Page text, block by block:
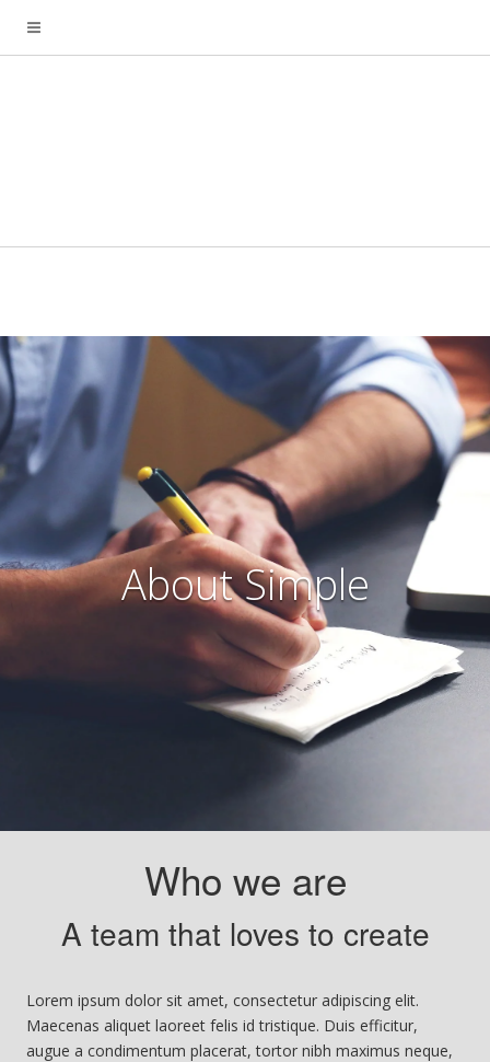
About Simple
Who we are
A team that loves to create
Lorem ipsum dolor sit amet, consectetur adipiscing elit.
Maecenas aliquet laoreet felis id tristique. Duis efficitur,
augue a condimentum placerat, tortor nibh maximus neque,